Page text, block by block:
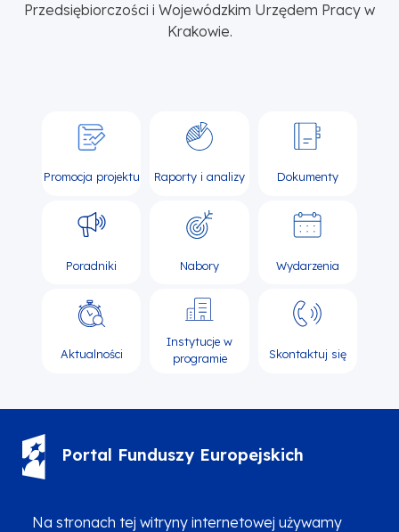
Na stronach tej witryny internetowej używamy
Przedsiębiorczości i Wojewódzkim Urzędem Pracy w
Krakowie.
Promocja projektu Raporty i analizy Dokumenty
Poradniki Nabory Wydarzenia
Aktualności
Instytucje w
programie
Skontaktuj się
Portal Funduszy Europejskich